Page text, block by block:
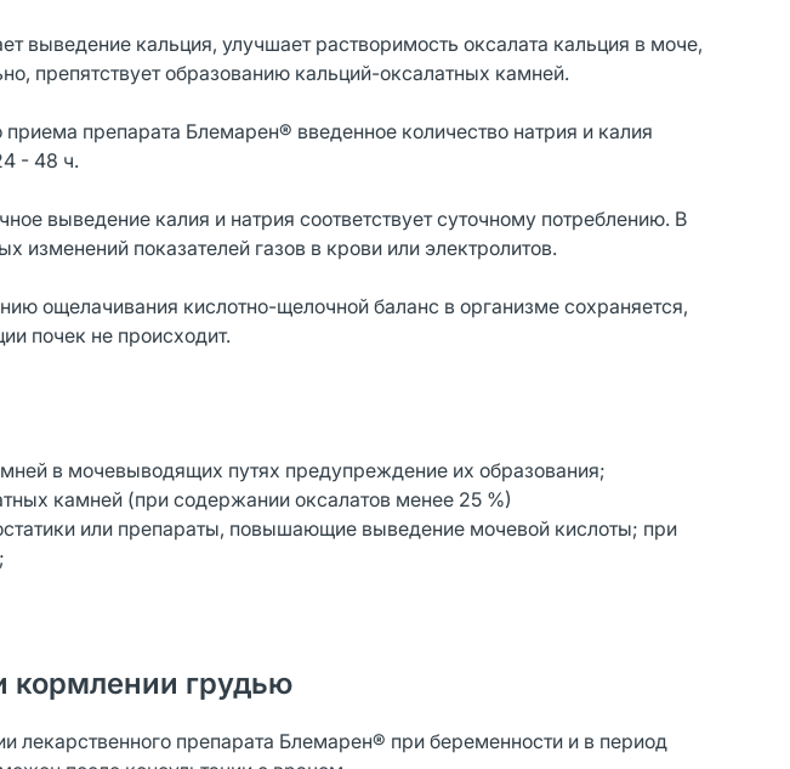
выведение кальция, улучшает растворимость оксалата кальция в моче,
препятствует образованию кальций-оксалатных камней.
препарата Блемарен® введенное количество натрия и калия
- 48 ч.
выведение калия и натрия соответствует суточному потреблению. В
изменений показателей газов в крови или электролитов.
ощелачивания кислотно-щелочной баланс в организме сохраняется,
почек не происходит.
в мочевыводящих путях предупреждение их образования;
камней (при содержании оксалатов менее 25 %)
или препараты, повышающие выведение мочевой кислоты; при
кормлении грудью
препарата Блемарен® при беременности и в период